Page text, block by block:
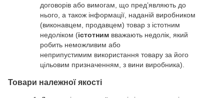
договорів або вимогам, що пред’являють до
нього, а також інформації, наданій виробником
(виконавцем, продавцем) товар з істотним
недоліком (істотним вважають недолік, який
робить неможливим або
неприпустимим використання товару за його
цільовим призначенням, з вини виробника).
Товари належної якості